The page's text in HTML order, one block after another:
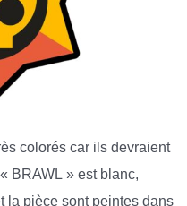
colorés car ils devraient
BRAWL » est blanc,
la pièce sont peintes dans